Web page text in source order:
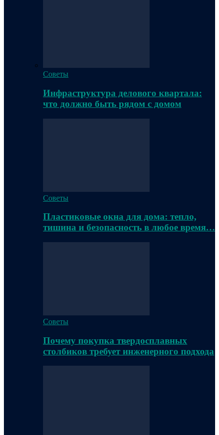
Советы
Инфраструктура делового квартала:
что должно быть рядом с домом
Советы
Пластиковые окна для дома: тепло,
тишина и безопасность в любое время…
Советы
Почему покупка твердосплавных
столбиков требует инженерного подхода